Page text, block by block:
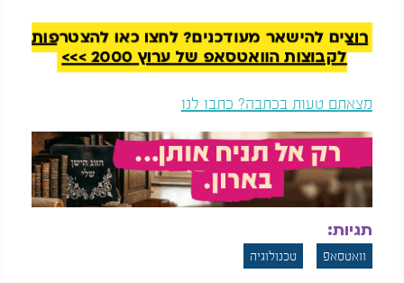
פנימיים ולא שוחררה גם למשתמשי הבטא של וואטסאפ
באנדרואיד. עם זאת, לפי ההערכות המובאות בדיווח,
מטא צפויה להאיץ את פריסת הפיצ'ר בחודשים
של משתמשי הפלטפורמה ברחבי העולם.
רוצים להישאר מעודכנים? לחצו כאן להצטרפות
לקבוצות הוואטסאפ של ערוץ 2000 >>>
מצאתם טעות בכתבה? כתבו לנו
תגיות:
וואטסאפ טכנולוגיה